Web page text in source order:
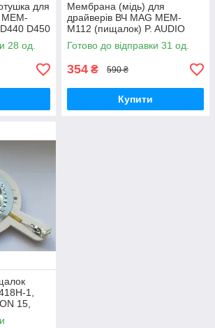
для
D450
28 од.
Мембрана (мідь) для
драйверів ВЧ MAG MEM-
M112 (пищалок) P. AUDIO
BM-D440 D450
Готово до відправки 31 од.
354 ₴ 590 ₴
Купити
1,
15,